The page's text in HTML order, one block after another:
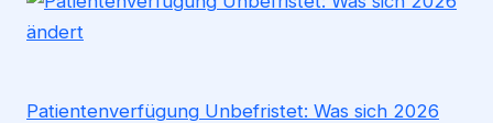
Patientenverfügung Unbefristet: Was sich 2026